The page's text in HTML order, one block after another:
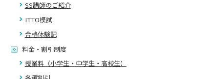
SS講師のご紹介
ITTO模試
合格体験記
料金・割引制度
授業料（小学生・中学生・高校生）